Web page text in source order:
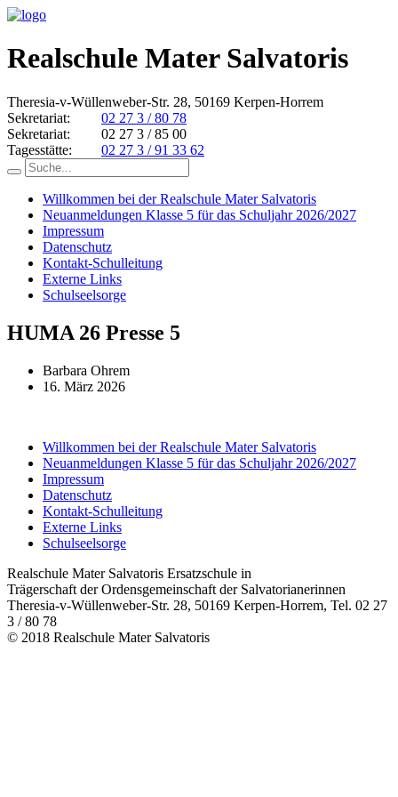
Realschule Mater Salvatoris
Theresia-v-Wüllenweber-Str. 28, 50169 Kerpen-Horrem
Sekretariat:
02 27 3 / 80 78
Sekretariat:
02 27 3 / 85 00
Tagesstätte:
02 27 3 / 91 33 62
Willkommen bei der Realschule Mater Salvatoris
Neuanmeldungen Klasse 5 für das Schuljahr 2026/2027
Impressum
Datenschutz
Kontakt-Schulleitung
Externe Links
Schulseelsorge
HUMA 26 Presse 5
Barbara Ohrem
16. März 2026
Willkommen bei der Realschule Mater Salvatoris
Neuanmeldungen Klasse 5 für das Schuljahr 2026/2027
Impressum
Datenschutz
Kontakt-Schulleitung
Externe Links
Schulseelsorge
Realschule Mater Salvatoris Ersatzschule in
Trägerschaft der Ordensgemeinschaft der Salvatorianerinnen
Theresia-v-Wüllenweber-Str. 28, 50169 Kerpen-Horrem, Tel. 02 27
3 / 80 78
© 2018 Realschule Mater Salvatoris